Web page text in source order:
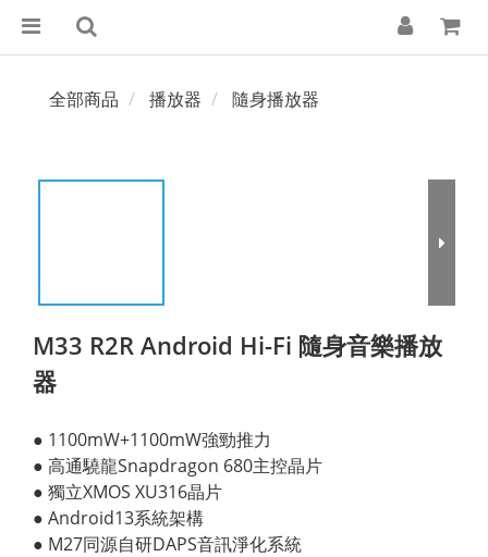
全部商品 播放器 隨身播放器
M33 R2R Android Hi-Fi 隨身音樂播放
器
● 1100mW+1100mW強勁推力
● 高通驍龍Snapdragon 680主控晶片
● 獨立XMOS XU316晶片
● Android13系統架構
● M27同源自研DAPS音訊淨化系統